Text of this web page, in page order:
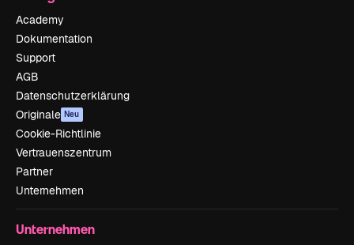
Academy
Dokumentation
Support
AGB
Datenschutzerklärung
Originale Neu
Cookie-Richtlinie
Vertrauenszentrum
Partner
Unternehmen
Unternehmen